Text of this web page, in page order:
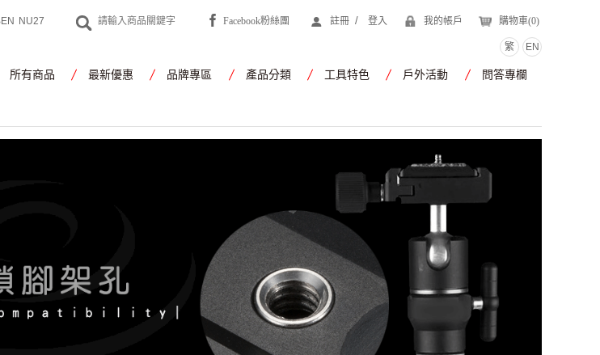
NU27 Facebook粉絲團 註冊 / 登入 我的帳戶 購物車(0)
繁 EN
所有商品 最新優惠 品牌專區 產品分類 工具特色 戶外活動 問答專欄